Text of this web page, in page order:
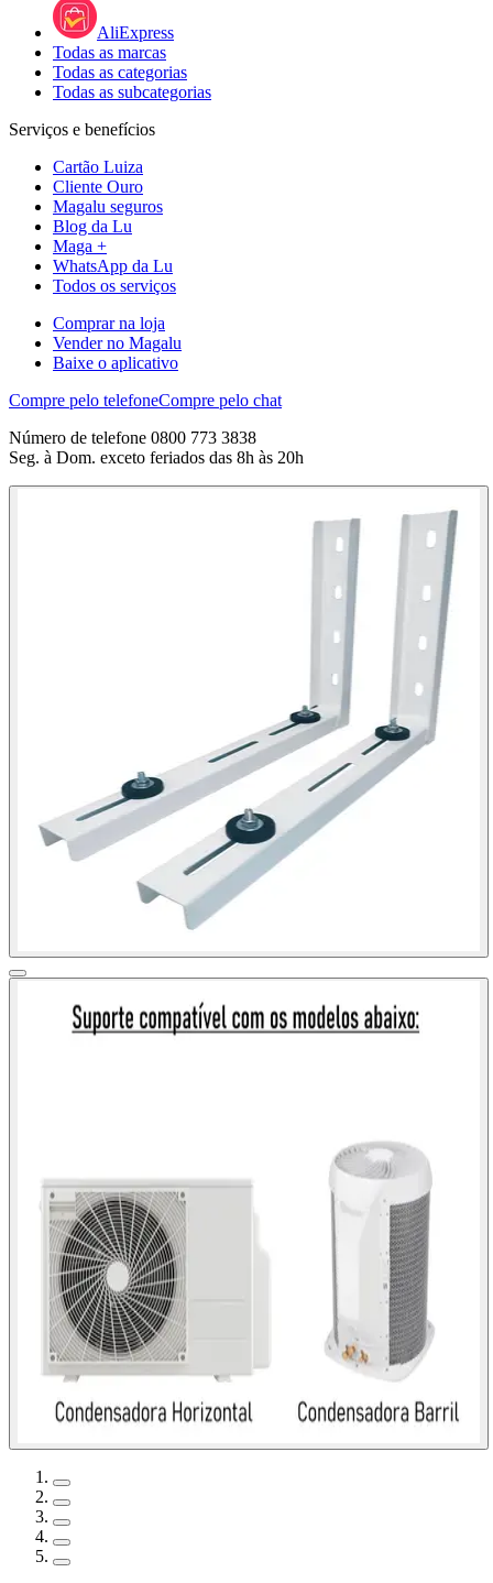
AliExpress
Todas as marcas
Todas as categorias
Todas as subcategorias
Serviços e benefícios
Cartão Luiza
Cliente Ouro
Magalu seguros
Blog da Lu
Maga +
WhatsApp da Lu
Todos os serviços
Comprar na loja
Vender no Magalu
Baixe o aplicativo
Compre pelo telefoneCompre pelo chat
Número de telefone 0800 773 3838
Seg. à Dom. exceto feriados das 8h às 20h